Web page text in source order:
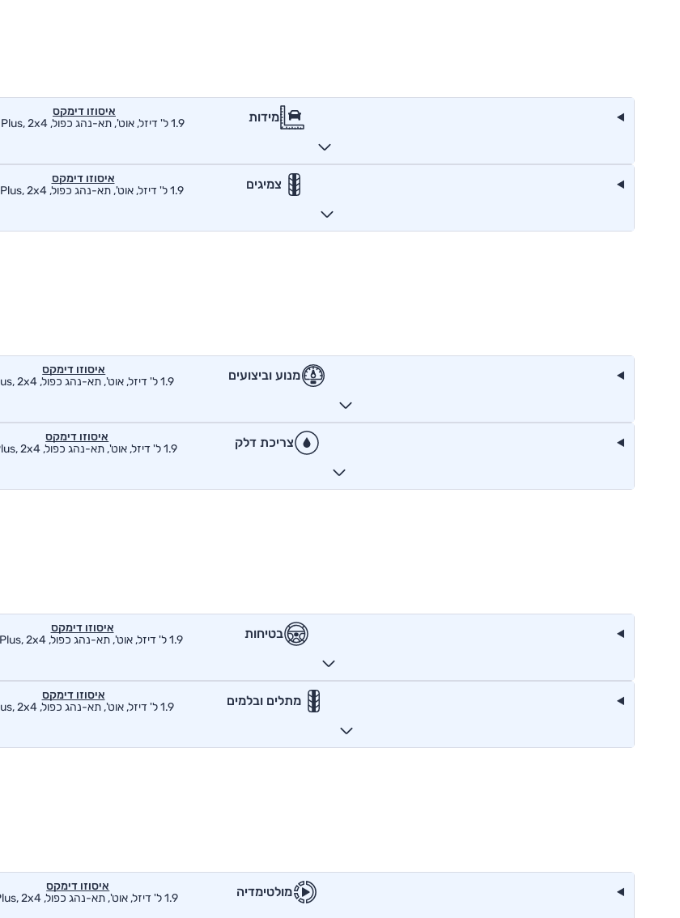
מידות
איסוזו דימקס
1.9 ל' דיזל, אוט', תא-נהג כפול, LS Plus, 2x4
צמיגים
איסוזו דימקס
1.9 ל' דיזל, אוט', תא-נהג כפול, LS Plus, 2x4
מנוע וביצועים
איסוזו דימקס
1.9 ל' דיזל, אוט', תא-נהג כפול, LS Plus, 2x4
צריכת דלק
איסוזו דימקס
1.9 ל' דיזל, אוט', תא-נהג כפול, LS Plus, 2x4
בטיחות
איסוזו דימקס
1.9 ל' דיזל, אוט', תא-נהג כפול, LS Plus, 2x4
מתלים ובלמים
איסוזו דימקס
1.9 ל' דיזל, אוט', תא-נהג כפול, LS Plus, 2x4
מולטימדיה
איסוזו דימקס
1.9 ל' דיזל, אוט', תא-נהג כפול, LS Plus, 2x4